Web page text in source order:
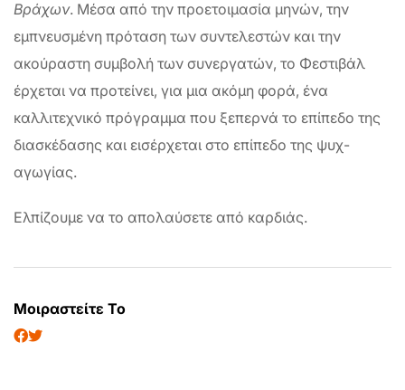
Βράχων. Μέσα από την προετοιμασία μηνών, την
εμπνευσμένη πρόταση των συντελεστών και την
ακούραστη συμβολή των συνεργατών, το Φεστιβάλ
έρχεται να προτείνει, για μια ακόμη φορά, ένα
καλλιτεχνικό πρόγραμμα που ξεπερνά το επίπεδο της
διασκέδασης και εισέρχεται στο επίπεδο της ψυχ-
αγωγίας.
Ελπίζουμε να το απολαύσετε από καρδιάς.
Μοιραστείτε Το